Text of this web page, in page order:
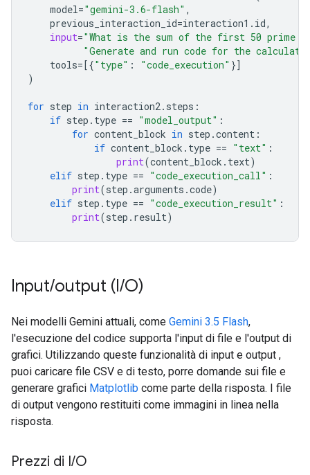
model="gemini-3.6-flash" ,
previous_interaction_id=interaction1 . id,
input="What is the sum of the first 50 prime
"Generate and run code for the
tools=[{"type" : "code_execution" }]
)
for step in interaction2. steps :
if step . type == "model_output" :
for content_block in step .content :
if content_block . type == "text" :
print(content_block . text)
elif step . type == "code_execution_call" :
print(step .arguments .code)
elif step . type == "code_execution_result" :
print(step . result)
Input/output (I/O)
Nei modelli Gemini attuali, come Gemini 3.5 Flash,
l'esecuzione del codice supporta l'input di file e l'output di
grafici. Utilizzando queste funzionalità di input e output ,
puoi caricare file CSV e di testo, porre domande sui file e
generare grafici Matplotlib come parte della risposta. I file
di output vengono restituiti come immagini in linea nella
risposta.
Prezzi di I/O